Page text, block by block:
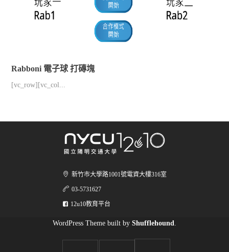
Rabboni 電子球 打磚塊
[vc_row][vc_col...
新竹市大學路1001號電資大樓316室
03-5731627
12u10教育平台
WordPress Theme built by Shufflehound